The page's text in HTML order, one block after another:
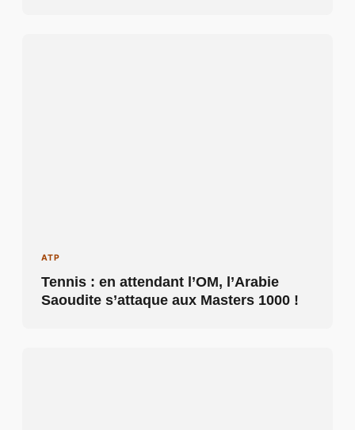
ATP
Tennis : en attendant l’OM, l’Arabie
Saoudite s’attaque aux Masters 1000 !